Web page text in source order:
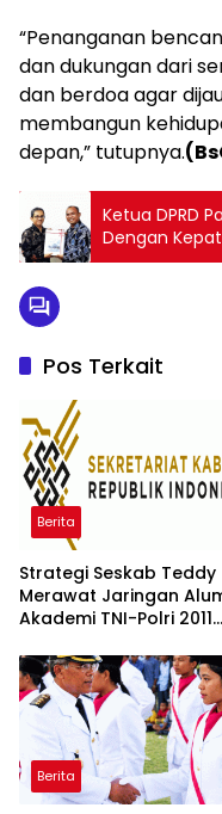
“Penanganan
dan dukungan dari
dan berdoa agar
membangun
depan,” tutupnya.
Ketua DPRD
Dengan
Pemerintah
Pos Terkait
Berita
Strategi Seskab Teddy
Merawat Jaringan
Akademi TNI-Polri 2011
Membangun Loyalitas
Berita